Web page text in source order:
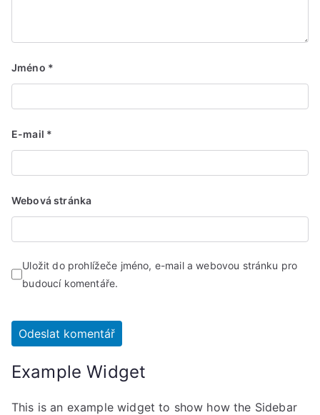
Jméno *
E-mail *
Webová stránka
Uložit do prohlížeče jméno, e-mail a webovou stránku pro
budoucí komentáře.
Example Widget
This is an example widget to show how the Sidebar